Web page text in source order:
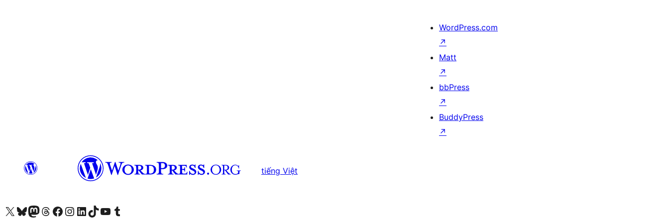
WordPress.com
↗
Matt
↗
bbPress
↗
BuddyPress
↗
tiếng Việt
Truy cập tài khoản X (trước đây là Twitter) của chúng tôiVisit our Bluesky account
Visit our Mastodon account
Visit our Threads account
Xem trang Facebook của chúng tôiTruy cập tài khoản Instagram của chúng tôiTruy cập tài khoản LinkedIn của chúng tôiVisit our TikTok account
Truy cập kênh YouTube của chúng tôi Visit our Tumblr account